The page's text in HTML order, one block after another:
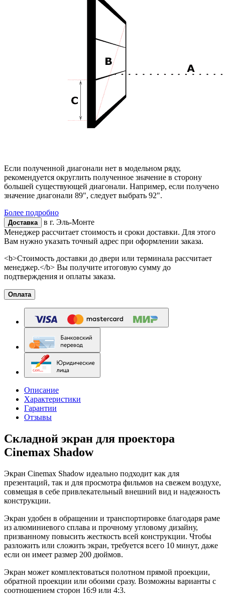
Если полученной диагонали нет в модельном ряду,
рекомендуется округлить полученное значение в сторону
большей существующей диагонали. Например, если получено
значение диагонали 89", следует выбрать 92".
Более подробно
Доставка в г. Эль-Монте
Менеджер рассчитает стоимость и сроки доставки. Для этого
Вам нужно указать точный адрес при оформлении заказа.
<b>Стоимость доставки до двери или терминала рассчитает
менеджер.</b> Вы получите итоговую сумму до
подтверждения и оплаты заказа.
Оплата
Описание
Характеристики
Гарантии
Отзывы
Складной экран для проектора
Cinemax Shadow
Экран Cinemax Shadow идеально подходит как для
презентаций, так и для просмотра фильмов на свежем воздухе,
совмещая в себе привлекательный внешний вид и надежность
конструкции.
Экран удобен в обращении и транспортировке благодаря раме
из алюминиевого сплава и прочному угловому дизайну,
призванному повысить жесткость всей конструкции. Чтобы
разложить или сложить экран, требуется всего 10 минут, даже
если он имеет размер 200 дюймов.
Экран может комплектоваться полотном прямой проекции,
обратной проекции или обоими сразу. Возможны варианты с
соотношением сторон 16:9 или 4:3.